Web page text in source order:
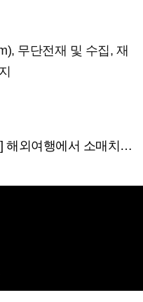
무단전재 및 수집, 재
치기 당하지 않는 다섯가지 방법